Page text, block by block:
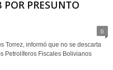
POR PRESUNTO
0
Torrez, informó que no se descarta
Petrolíferos Fiscales Bolivianos